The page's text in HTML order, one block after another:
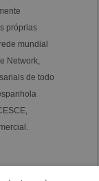
próprias
mundial
Network,
de todo